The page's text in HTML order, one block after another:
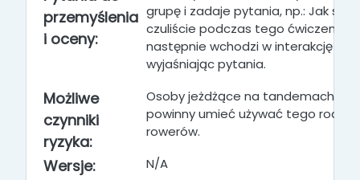
przemyślenia
i oceny:
grupę i zadaje pytania, np.: Jak się
czuliście podczas tego ćwiczenia
następnie wchodzi w interakcję z
wyjaśniając pytania.
Możliwe
czynniki
ryzyka:
Osoby jeżdżące na tandemach
powinny umieć używać tego
rowerów.
Wersje: N/A